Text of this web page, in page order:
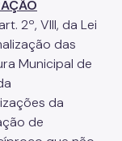
2º, VIII, da Lei
das
Municipal de
da
de